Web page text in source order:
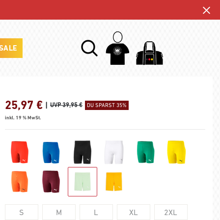
25,97 € | UVP 39,95 € DU SPARST 35%
inkl. 19 % MwSt.
S M L XL 2XL